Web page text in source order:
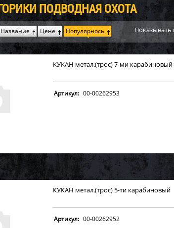
ПОДВОДНАЯ ОХОТА
Название Цене Популярнось Показывать
КУКАН метал.(трос) 7-ми карабиновый
Артикул: 00-00262953
КУКАН метал.(трос) 5-ти карабиновый
Артикул: 00-00262952